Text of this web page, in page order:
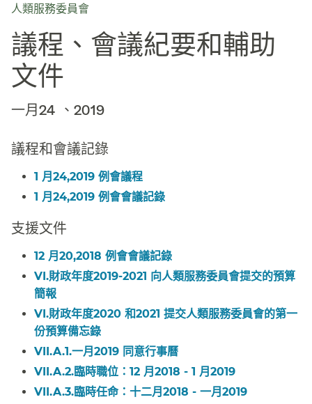
列​​
人類服務委員會
議程、會議紀要和輔助
文件​​
一月24 、2019​​
議程和會議記錄​​
1 月24,2019 例會議程​​
1 月24,2019 例會會議記錄​​
支援文件​​
12 月20,2018 例會會議記錄​​
VI.財政年度2019-2021 向人類服務委員會提交的預算
簡報​​
VI.財政年度2020 和2021 提交人類服務委員會的第一
份預算備忘錄​​
VII.A.1.一月2019 同意行事曆​​
VII.A.2.臨時職位：12 月2018 - 1 月2019​​
VII.A.3.臨時任命：十二月2018 - 一月2019​​